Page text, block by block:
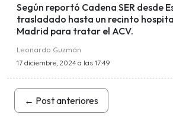
Según reportó Cadena SER desde
trasladado hasta un recinto
Madrid para tratar el ACV.
Leonardo Guzmán
17 diciembre, 2024 a las 17:49
← Post anteriores